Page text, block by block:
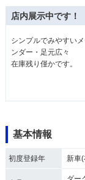
店内展示中です！
シンプルでみやすい
ンダー・足元広々
在庫残り僅かです。
基本情報
初度登録年 新車